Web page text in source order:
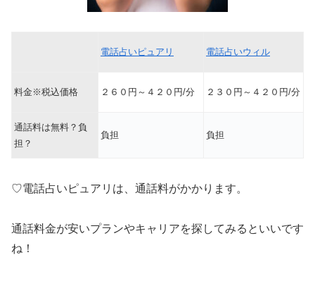
電話占いピュアリ 電話占いウィル
料金※税込価格 ２６０円～４２０円/分 ２３０円～４２０円/分
通話料は無料？負
担？
負担 負担
♡電話占いピュアリは、通話料がかかります。
通話料金が安いプランやキャリアを探してみるといいです
ね！